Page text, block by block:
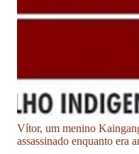
Vítor, um menino
assassinado enquanto era